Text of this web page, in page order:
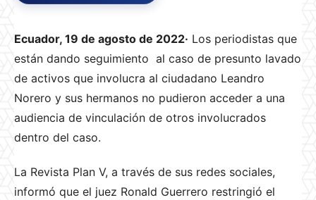
Ecuador, 19 de agosto de 2022· Los periodistas que
están dando seguimiento al caso de presunto lavado
de activos que involucra al ciudadano Leandro
Norero y sus hermanos no pudieron acceder a una
audiencia de vinculación de otros involucrados
dentro del caso.
La Revista Plan V, a través de sus redes sociales,
informó que el juez Ronald Guerrero restringió el